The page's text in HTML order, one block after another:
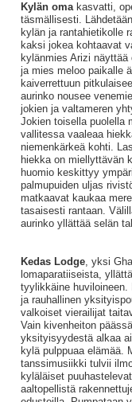
Kylän omakasvatti,
täsmällisesti.
kylän ja rantahietikolle
kaksi jokea kohtaavat
kylänmies Arizi
ja mies meloo paikalle
kaiverrettuun
aurinko nousee
jokien ja valtameren
Jokien toisella puolella
vallitessa vaaleaa
niemenkärkeä kohti.
hiekka on miellyttävän
huomio keskittyy
palmupuiden uljas
matkaavat kaukaa
tasaisesti rantaan.
aurinko yllättää selän
Kedas Lodge, yksi
lomaparatiiseista,
tyylikkäine huviloineen.
ja rauhallinen
valkoiset vierailijat
Vain kivenheiton
yksityisyydestä alkaa
kylä pulppuaa elämää.
tanssimusiikki tulvii
kyläläiset
aaltopellistä